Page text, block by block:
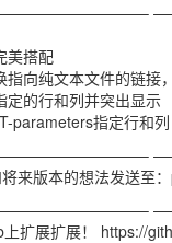
美搭配
指向纯文本文件的链接
定的行和列并突出显示
parameters指定行和列
来版本的想法发送至
扩展扩展！ https://